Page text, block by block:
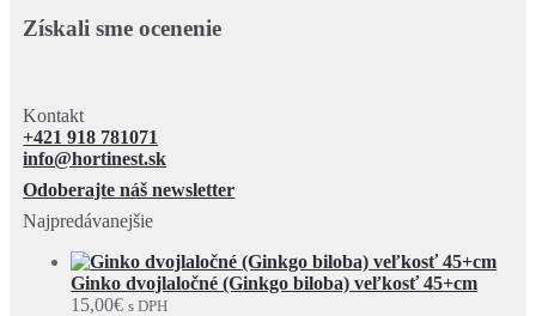
Získali sme ocenenie
Kontakt
+421 918 781071
info@hortinest.sk
Odoberajte náš newsletter
Najpredávanejšie
Ginko dvojlaločné (Ginkgo biloba) veľkosť 45+cm
15,00€ s DPH